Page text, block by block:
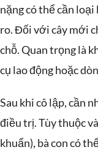
nặng có thể cần
ro. Đối với cây mới
chỗ. Quan trọng là
cụ lao động hoặc
Sau khi cô lập, cần
điều trị. Tùy thuộc
khuẩn), bà con có